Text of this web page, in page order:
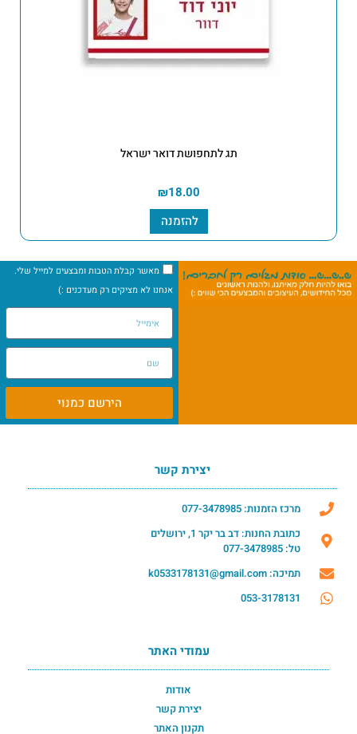
תג לתחפושת דואר ישראל
₪18.00
להזמנה
מאשר קבלת הטבות ומבצעים למייל שלי.
אנחנו לא מציקים רק מעדכנים :)
הירשם כמנוי
יצירת קשר
מרכז הזמנות: 077-3478985
כתובת החנות: דב בר יקר 1, ירושלים
טל: 077-3478985
תמיכה: k0533178131@gmail.com
053-3178131
עמודי האתר
אודות
יצירת קשר
תקנון האתר